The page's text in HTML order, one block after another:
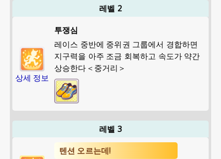
레벨 2
상세 정보
투쟁심
레이스 중반에 중위권 그룹에서 경합하면
지구력을 아주 조금 회복하고 속도가 약간
상승한다＜중거리＞
레벨 3
텐션 오르는데!